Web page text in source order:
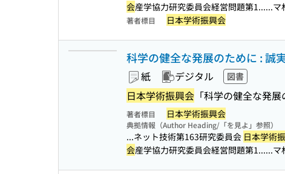
会産学協力研究委員会経営問題第1......マ
著者標目 日本学術振興会
科学の健全な発展のために : 誠
紙 デジタル 図書
日本学術振興会 「科学の健全な発
著者標目 日本学術振興会
典拠情報（Author Heading/「を見よ」参照）
...ネット技術第163研究委員会 日本学術
会産学協力研究委員会経営問題第1......マ